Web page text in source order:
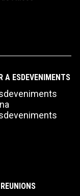
A ESDEVENIMENTS